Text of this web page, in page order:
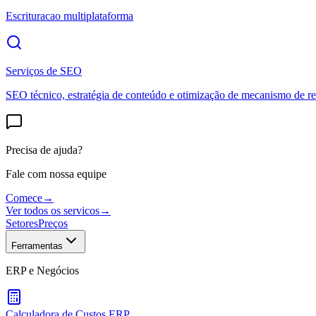
Escrituracao multiplataforma
Serviços de SEO
SEO técnico, estratégia de conteúdo e otimização de mecanismo de
Precisa de ajuda?
Fale com nossa equipe
Comece→
Ver todos os servicos→
SetoresPreços
Ferramentas
ERP e Negócios